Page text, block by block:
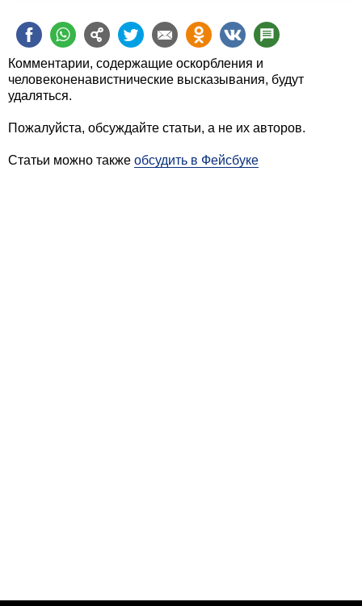
Комментарии, содержащие оскорбления и
человеконенавистнические высказывания, будут
удаляться.
Пожалуйста, обсуждайте статьи, а не их авторов.
Статьи можно также обсудить в Фейсбуке